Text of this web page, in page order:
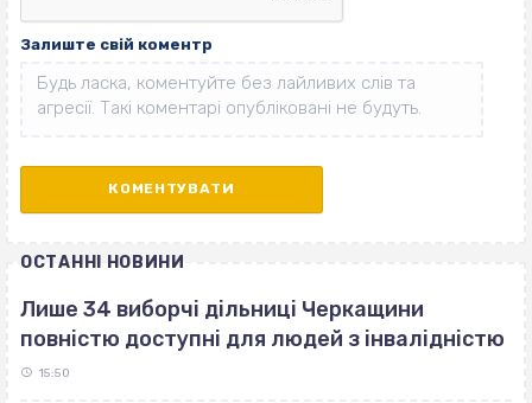
Залиште свій коментр
ОСТАННІ НОВИНИ
Лише 34 виборчі дільниці Черкащини
повністю доступні для людей з інвалідністю
15:50